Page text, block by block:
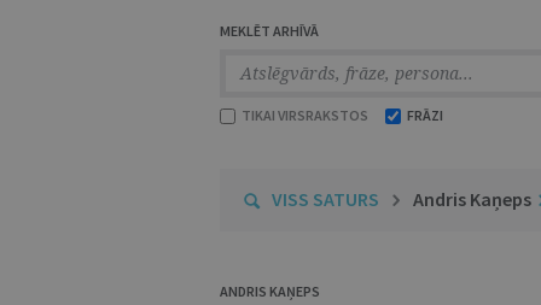
MEKLĒT ARHĪVĀ
TIKAI VIRSRAKSTOS FRĀZI
VISS SATURS Andris Kaņeps
ANDRIS KAŅEPS